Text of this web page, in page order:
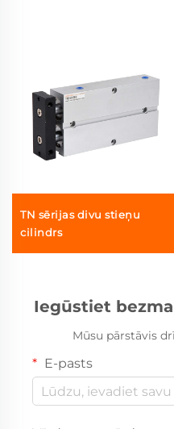
TN sērijas divu stieņu
cilindrs
Iegūstiet
Mūsu pārstāvis
E-pasts